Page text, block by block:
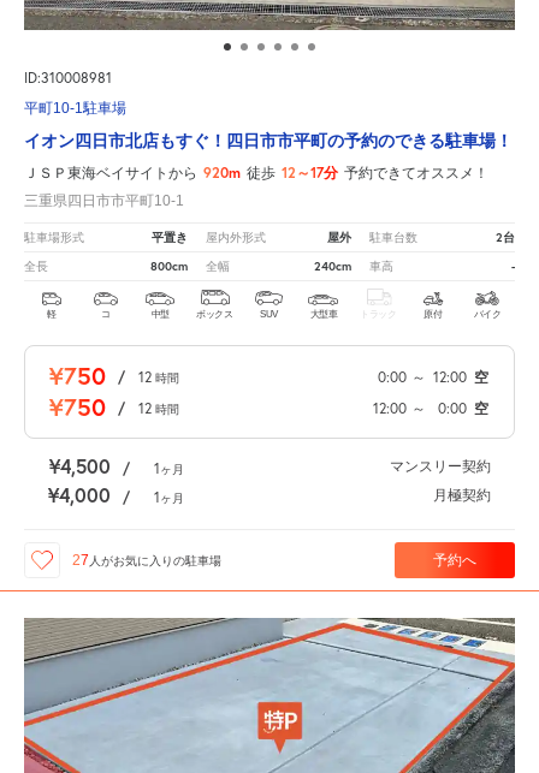
ID:310008981
平町10-1駐車場
イオン四日市北店もすぐ！四日市市平町の予約のできる駐車場！
ＪＳＰ東海ベイサイトから 920m 徒歩 12～17分 予約できてオススメ！
三重県四日市市平町10-1
駐車場形式 平置き 屋内外形式 屋外 駐車台数 2台
全長 800cm 全幅 240cm 車高 -
軽 コ 中型 ボックス SUV 大型車 トラック 原付 バイク
¥750 / 12 時間 0:00 ～ 12:00 空
¥750 / 12 時間 12:00 ～ 0:00 空
¥4,500 / 1ヶ月 マンスリー契約
¥4,000 / 1ヶ月 月極契約
27 人がお気に入りの駐車場 予約へ